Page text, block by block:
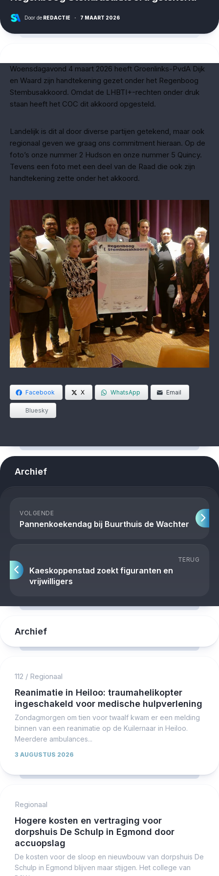
Door de REDACTIE · 7 MAART 2026
Woensdagavond 4 maart 2026 heeft Groenlinks-PvdA Dijk
en Waard zijn handtekening gezet onder het Regenboog
Stembusakkoord. Omdat de LHBTI+-rechten onder druk
staan heeft het COC dit akkoord opgesteld.
Landelijk is dit al door diverse partijen getekend, maar ook
regionaal geven we graag ons commitment hieraan. Op de
foto’s onze nummer 2 Hudson en onze nummer 5 Quincy.
Tevens een foto met een deel van de Raad die ook zijn
handtekening zette onder het akkoord.
Facebook X WhatsApp Email
Bluesky
Archief
VOLGENDE
Pannenkoekendag bij Buurthuis de Wachter
TERUG
Kaeskoppenstad zoekt figuranten en
vrijwilligers
Archief
112 / Regionaal
Reanimatie in Heiloo: traumahelikopter
ingeschakeld voor medische hulpverlening
Zondagmorgen om tien voor twaalf kwam er een melding
binnen van een reanimatie op de Kuilernaar in Heiloo.
Meerdere ambulances...
3 AUGUSTUS 2026
Regionaal
Hogere kosten en vertraging voor
dorpshuis De Schulp in Egmond door
accuopslag
De kosten voor de sloop en nieuwbouw van dorpshuis De
Schulp in Egmond blijven maar stijgen. Het college van